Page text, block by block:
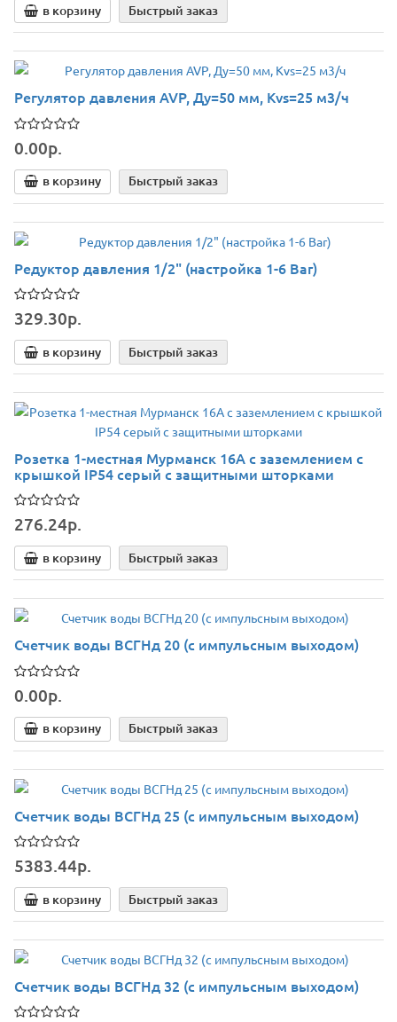
в корзину Быстрый заказ
Регулятор давления AVP, Ду=50 мм, Kvs=25 м3/ч
0.00р.
в корзину Быстрый заказ
Редуктор давления 1/2" (настройка 1-6 Bar)
329.30р.
в корзину Быстрый заказ
Розетка 1-местная Мурманск 16А с заземлением с
крышкой IP54 серый с защитными шторками
276.24р.
в корзину Быстрый заказ
Счетчик воды ВСГНд 20 (с импульсным выходом)
0.00р.
в корзину Быстрый заказ
Счетчик воды ВСГНд 25 (с импульсным выходом)
5383.44р.
в корзину Быстрый заказ
Счетчик воды ВСГНд 32 (с импульсным выходом)